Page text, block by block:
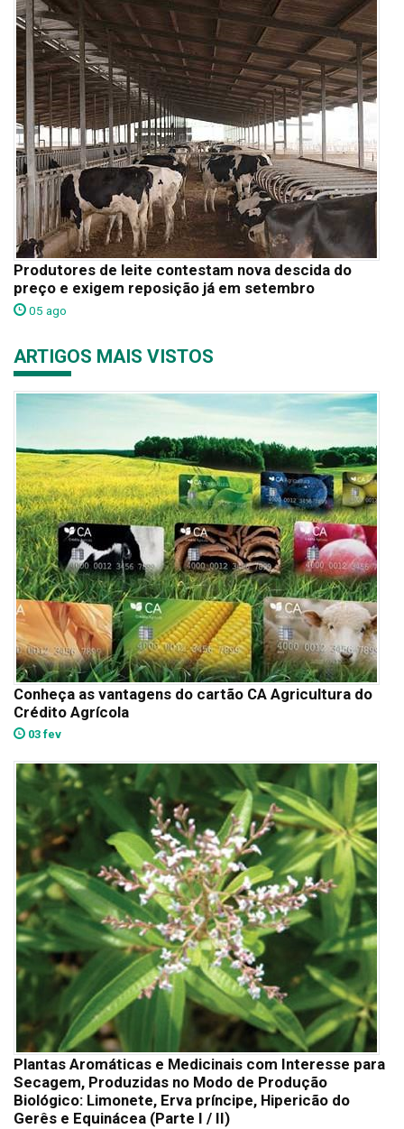
Produtores de leite contestam nova descida do
preço e exigem reposição já em setembro
05 ago
ARTIGOS MAIS VISTOS
Conheça as vantagens do cartão CA Agricultura do
Crédito Agrícola
03 fev
Plantas Aromáticas e Medicinais com Interesse para
Secagem, Produzidas no Modo de Produção
Biológico: Limonete, Erva príncipe, Hipericão do
Gerês e Equinácea (Parte I / II)